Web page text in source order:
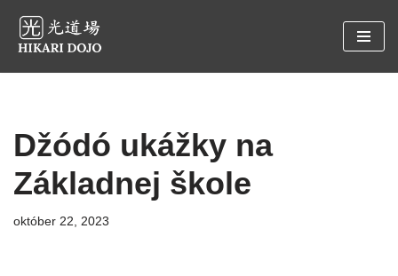
Preskočiť
na
Džódó ukážky na
Základnej škole
október 22, 2023